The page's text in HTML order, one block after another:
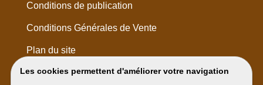
Les cookies permettent d'améliorer votre navigation
Conditions de publication
Conditions Générales de Vente
Plan du site